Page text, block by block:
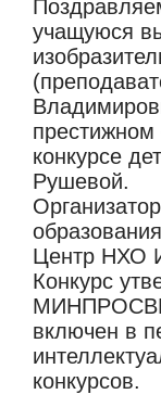
учащуюся
конкурсе
Рушевой.
Центр НХО
Конкурс
включен в
конкурсов.